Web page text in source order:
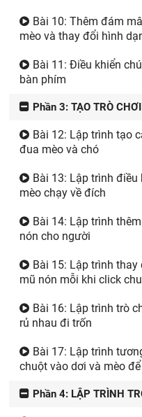
Bài 10: Thêm đám
mèo và thay đổi hình
Bài 11: Điều khiển
bàn phím
Phần 3: TẠO TRÒ
Bài 12: Lập trình tạo
đua mèo và chó
Bài 13: Lập trình điều
mèo chạy về đích
Bài 14: Lập trình
nón cho người
Bài 15: Lập trình
mũ nón mỗi khi click
Bài 16: Lập trình trò
rủ nhau đi trốn
Bài 17: Lập trình
chuột vào dơi và mèo
Phần 4: LẬP TRÌNH